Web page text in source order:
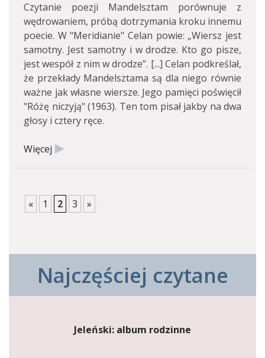
Czytanie poezji Mandelsztam porównuje z
wędrowaniem, próbą dotrzymania kroku innemu
poecie. W "Meridianie" Celan powie: „Wiersz jest
samotny. Jest samotny i w drodze. Kto go pisze,
jest wespół z nim w drodze”. [...] Celan podkreślał,
że przekłady Mandelsztama są dla niego równie
ważne jak własne wiersze. Jego pamięci poświęcił
"Różę niczyją" (1963). Ten tom pisał jakby na dwa
głosy i cztery ręce.
Więcej
« 1 2 3 »
Najczęściej czytane
Jeleński: album rodzinne